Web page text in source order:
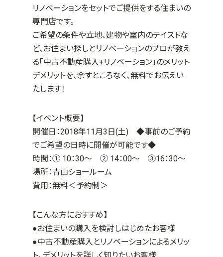
リノベーションをセットでご提供をする住まいの
専門店です。
ご希望の条件や立地、建物や室内のテイストな
ど、お住まい探しとリノベーションのプロが教え
る「中古不動産購入+リノベーション」のメリット
デメリットを、余すところなく、無料でお伝えい
たします！
【イベント概要】
開催日：2018年11月3日(土) ◆事前のご予約
でご希望の日時に開催が可能です◆
時間：① 10：30～ ② 14：00～ ③16：30～
場所：青山ショールーム
費用：無料＜予約制＞
【こんな方におすすめ】
●お住まいの購入を検討しはじめたお客様
●中古不動産購入とリノベーションによるメリッ
ト、デメリットを詳しく知りたいお客様